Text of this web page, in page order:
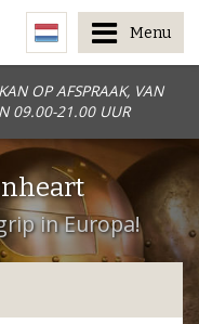
OP AFSPRAAK, VAN
09.00-21.00 UUR
Menu
in Europa!